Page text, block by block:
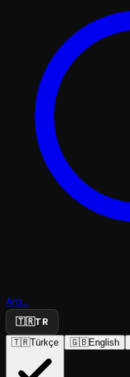
Ara...
🇹🇷TR
🇹🇷Türkçe 🇬🇧English